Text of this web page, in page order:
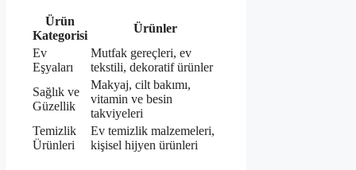
Ürün
Kategorisi
Ürünler
Ev
Eşyaları
Mutfak gereçleri, ev
tekstili, dekoratif ürünler
Sağlık ve
Güzellik
Makyaj, cilt bakımı,
vitamin ve besin
takviyeleri
Temizlik
Ürünleri
Ev temizlik malzemeleri,
kişisel hijyen ürünleri